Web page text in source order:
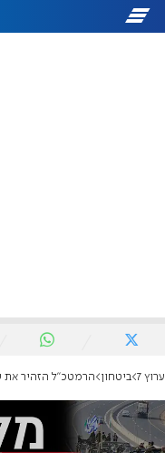
ערוץ 7 ביטחון הרמטכ"ל הזהיר